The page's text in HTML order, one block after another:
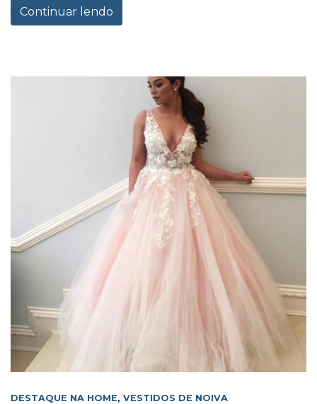
Continuar lendo
DESTAQUE NA HOME, VESTIDOS DE NOIVA